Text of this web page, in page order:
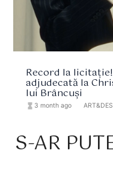
Record la
adjudecată la
lui Brâncuși
hourglass_full 3 month ago
S-AR